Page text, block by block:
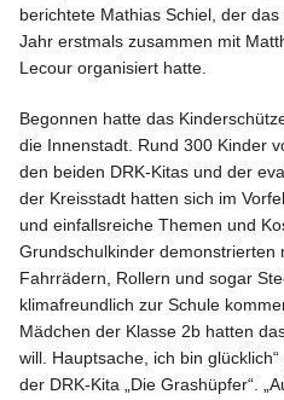
berichtete Mathias Schiel, der
Jahr erstmals zusammen mit
Lecour organisiert hatte.
Begonnen hatte das
die Innenstadt. Rund 300 Kinder
den beiden DRK-Kitas und der
der Kreisstadt hatten sich im
und einfallsreiche Themen und
Grundschulkinder demonstrierten
Fahr­rädern, Rollern und sogar
klimafreundlich zur Schule
Mädchen der Klasse 2b hatten
will. Haupt­sache, ich bin
der DRK-Kita „Die Grashüpfer“.